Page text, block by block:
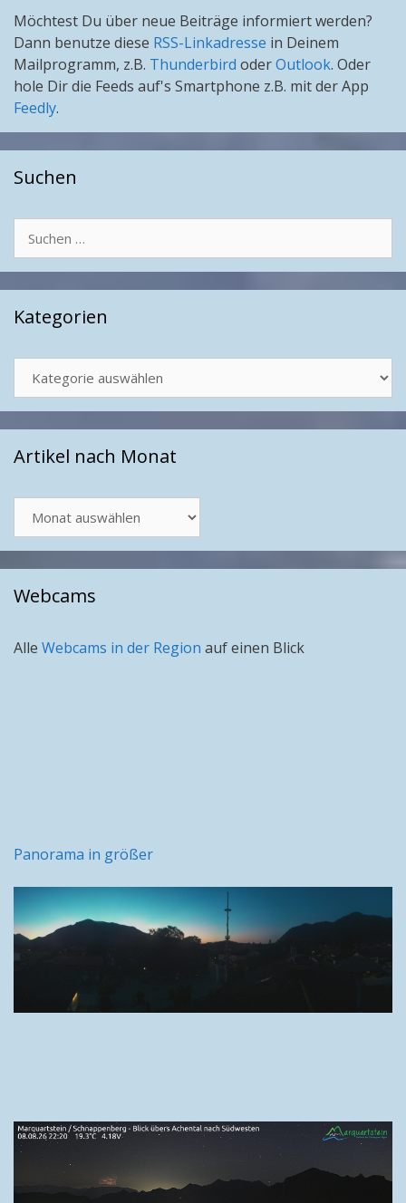
Möchtest Du über neue Beiträge informiert werden?
Dann benutze diese RSS-Linkadresse in Deinem
Mailprogramm, z.B. Thunderbird oderOutlook. Oder
hole Dir die Feeds auf's Smartphone z.B. mit der App
Feedly.
Suchen
nach:
Kategorien
Artikel nach Monat
nach
Monat
Webcams
Alle Webcams in der Region auf einen Blick
Panorama in größer